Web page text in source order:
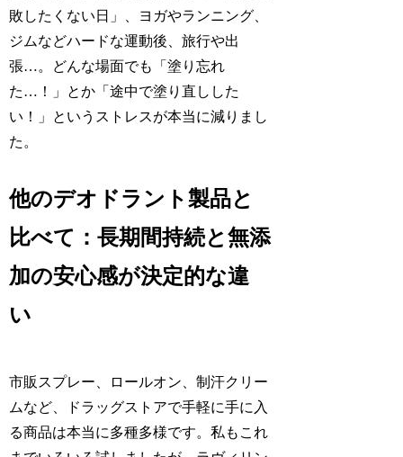
敗したくない日」、ヨガやランニング、
ジムなどハードな運動後、旅行や出
張…。どんな場面でも「塗り忘れ
た…！」とか「途中で塗り直しした
い！」というストレスが本当に減りまし
た。
他のデオドラント製品と
比べて：長期間持続と無添
加の安心感が決定的な違
い
市販スプレー、ロールオン、制汗クリー
ムなど、ドラッグストアで手軽に手に入
る商品は本当に多種多様です。私もこれ